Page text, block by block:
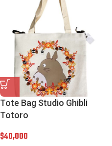
Tote Bag Studio Ghibli
Totoro
$40,000